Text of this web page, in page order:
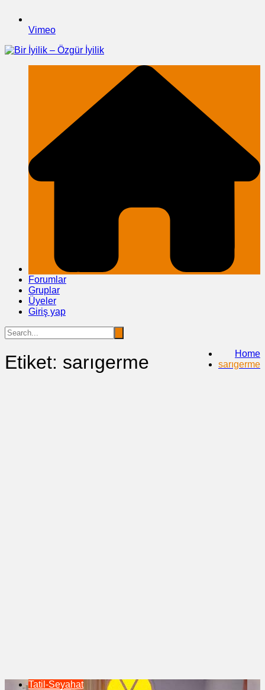
Vimeo
Forumlar
Gruplar
Üyeler
Giriş yap
Etiket: sarıgerme
Home
sarıgerme
Tatil-Seyahat